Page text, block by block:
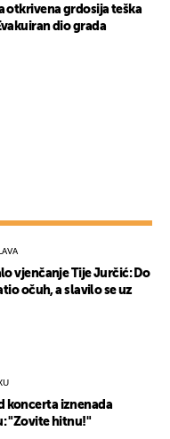
otkrivena grdosija teška
dio grada
vjenčanje Tije Jurčić: Do
očuh, a slavilo se uz
koncerta iznenada
"Zovite hitnu!"